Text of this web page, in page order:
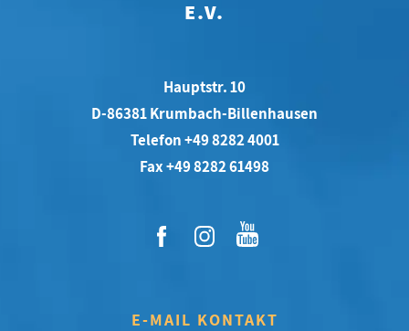
E.V.
Hauptstr. 10
D-86381 Krumbach-Billenhausen
Telefon +49 8282 4001
Fax +49 8282 61498
E-MAIL KONTAKT